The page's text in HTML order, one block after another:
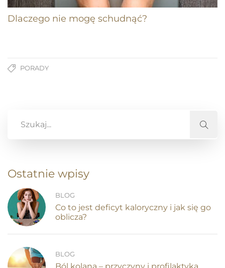
Dlaczego nie mogę schudnąć?
PORADY
Ostatnie wpisy
BLOG
Co to jest deficyt kaloryczny i jak się go
oblicza?
BLOG